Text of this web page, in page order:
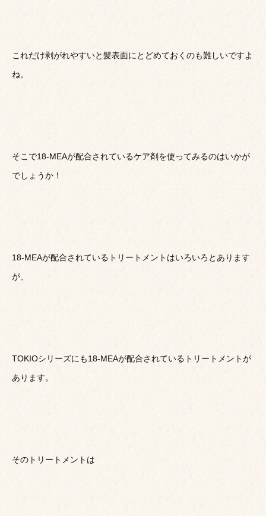
これだけ剥がれやすいと髪表面にとどめておくのも難しいですよ
ね。
そこで18-MEAが配合されているケア剤を使ってみるのはいかが
でしょうか！
18-MEAが配合されているトリートメントはいろいろとあります
が、
TOKIOシリーズにも18-MEAが配合されているトリートメントが
あります。
そのトリートメントは